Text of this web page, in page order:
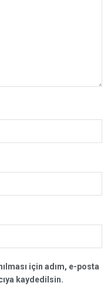
için adım, e-posta
kaydedilsin.